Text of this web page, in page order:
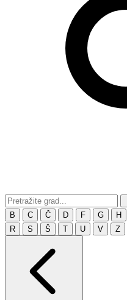
B C Č D F G H
R
S Š T U V Z